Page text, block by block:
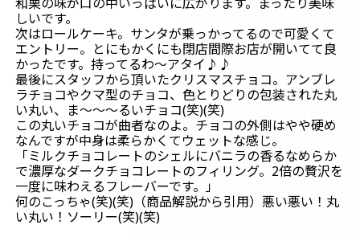
和栗の味が口の中いっぱいに広がります。まったり美味
しいです。
次はロールケーキ。サンタが乗っかってるので可愛くて
エントリー。とにもかくにも閉店間際お店が開いてて良
かったです。持ってるわ～アタイ♪♪
最後にスタッフから頂いたクリスマスチョコ。アンブレ
ラチョコやクマ型のチョコ、色とりどりの包装された丸
い丸い、ま～～～るいチョコ(笑)(笑)
この丸いチョコが曲者なのよ。チョコの外側はやや硬め
なんですが中身は柔らかくてウェットな感じ。
「ミルクチョコレートのシェルにバニラの香るなめらか
で濃厚なダークチョコレートのフィリング。2倍の贅沢を
一度に味わえるフレーバーです。
」
何のこっちゃ(笑)(笑)（商品解説から引用）悪い悪い！丸
い丸い！ソーリー(笑)(笑)